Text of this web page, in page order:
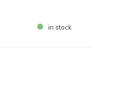
in stock